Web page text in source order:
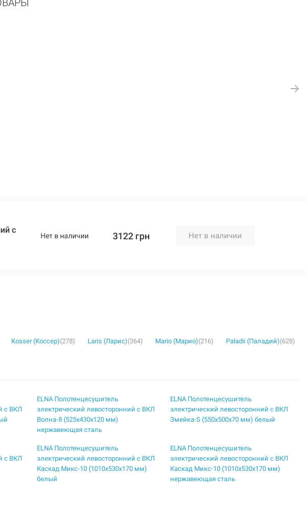
с
Нет в наличии 3122 грн Нет в наличии
Kosser (Коссер)(278) Laris (Ларис)(364) Mario (Марио)(216) Paladii (Паладий)(628)
с ВКЛ
ELNA Полотенцесушитель
электрический левосторонний с ВКЛ
Волна-8 (525х430х120 мм)
нержавеющая сталь
ELNA Полотенцесушитель
электрический левосторонний с ВКЛ
Змейка-S (550х500х70 мм) белый
с ВКЛ
ELNA Полотенцесушитель
электрический левосторонний с ВКЛ
Каскад Микс-10 (1010х530х170 мм)
белый
ELNA Полотенцесушитель
электрический левосторонний с ВКЛ
Каскад Микс-10 (1010х530х170 мм)
нержавеющая сталь